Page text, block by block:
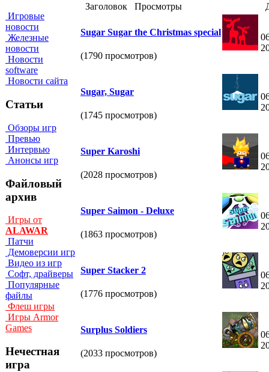
Игровые
новости
Железные
новости
Новости
software
Новости сайта
Статьи
Обзоры игр
Превью
Интервью
Анонсы игр
Файловый
архив
Игры от
ALAWAR
Патчи
Демоверсии игр
Видео из игр
Софт, драйверы
Популярные
файлы
Флеш игры
Игры Armor
Games
Нечестная
игра
Заголовок Просмотры
Sugar Sugar the Christmas special
(1790 просмотров)
Sugar, Sugar
(1745 просмотров)
Super Karoshi
(2028 просмотров)
Super Saimon - Deluxe
(1863 просмотров)
Super Stacker 2
(1776 просмотров)
Surplus Soldiers
(2033 просмотров)